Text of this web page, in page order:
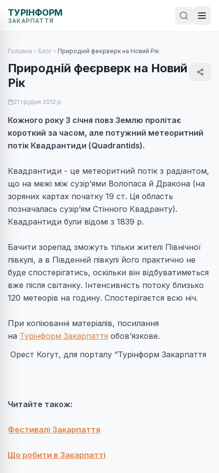
ТУРІНФОРМ
ЗАКАРПАТТЯ
Головна Блог Природній феєрверк на Новий Рік
Природній феєрверк на Новий
Рік
21 грудня 2012 р.
Кожного року 3 січня повз Землю пролітає
короткий за часом, але потужний метеоритний
потік Квадрантиди (Quadrantids).
Квадрантиди - це метеоритний потік з радіантом,
що на межі між сузір’ями Волопаса й Дракона (на
зоряних картах початку 19 ст. Ця область
позначалась сузір’ям Стінного Квадранту).
Квадрантиди були відомі з 1839 р.
Бачити зорепад зможуть тільки жителі Північної
півкулі, а в Південній півкулі його практично не
буде спостерігатись, оскільки він відбуватиметься
вже після світанку. Інтенсивність потоку близько
120 метеорів на годину. Спостерігаєтся всю ніч.
При копіюванні матеріалів, посилання
на Турінформ Закарпаття обов’язкове.
Орест Когут, для порталу “Турінформ Закарпаття
Читайте також:
Фестивалі Закарпаття
Що робити в Закарпатті